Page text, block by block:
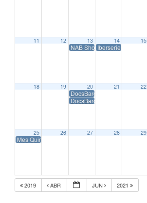
11 12 13
NAB Show Express 2020
14
Iberseries 2020
15
18 19 20
DocsBarcelona – Festival
DocsBarcelona – Festival
21 22
25
Mes Quirino de la Animación Iberoamericana
26 27 28 29
2019 ABR JUN 2021